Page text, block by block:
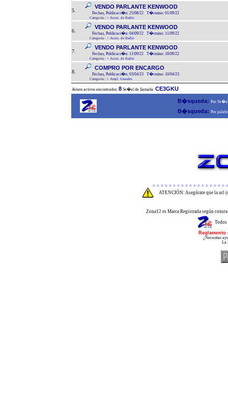
5.
VENDO PARLANTE KENWOOD
Fechas, Publicaci�n: 25/08/22 T�rmino: 01/09/22
Categoría : > Acces. de Radio
6.
VENDO PARLANTE KENWOOD
Fechas, Publicaci�n: 04/09/22 T�rmino: 11/09/22
Categoría : > Acces. de Radio
7.
VENDO PARLANTE KENWOOD
Fechas, Publicaci�n: 11/09/22 T�rmino: 18/09/22
Categoría : > Acces. de Radio
8.
COMPRO POR ENCARGO
Fechas, Publicaci�n: 03/04/23 T�rmino: 10/04/23
Categoría : > Ampl. Lineales
Avisos activos encontrados: 8 Se�al de llamada: CE3GKU
B�squeda: Por
B�squeda: Por
ATENCIÓN: Asegúrate que la url
Zona12 es Marca Registrada según
Todos
¿Necesitas
La